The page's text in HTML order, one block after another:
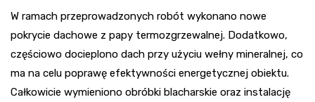
W ramach przeprowadzonych robót wykonano nowe
pokrycie dachowe z papy termozgrzewalnej. Dodatkowo,
częściowo docieplono dach przy użyciu wełny mineralnej, co
ma na celu poprawę efektywności energetycznej obiektu.
Całkowicie wymieniono obróbki blacharskie oraz instalację